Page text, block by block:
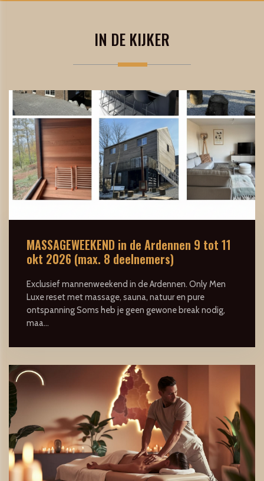
IN DE KIJKER
MASSAGEWEEKEND in de Ardennen 9 tot 11
okt 2026 (max. 8 deelnemers)
Exclusief mannenweekend in de Ardennen. Only Men
Luxe reset met massage, sauna, natuur en pure
ontspanning Soms heb je geen gewone break nodig,
maa...